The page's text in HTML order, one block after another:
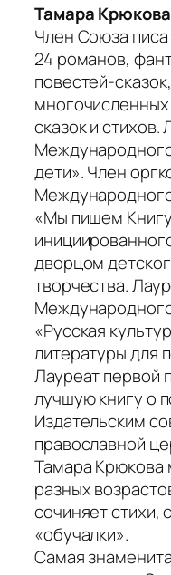
Тамара Крюкова
Член Союза
24 романов,
повестей-
сказок и стихов.
дети». Член
«Мы пишем
дворцом
творчества.
«Русская
литературы для
Лауреат первой
лучшую книгу о
Издательским
православной
Тамара Крюкова
разных
сочиняет стихи,
«обучалки».
Самая